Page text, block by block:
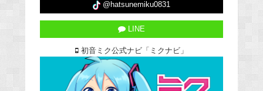
@hatsunemiku0831
LINE
初音ミク公式ナビ「ミクナビ」